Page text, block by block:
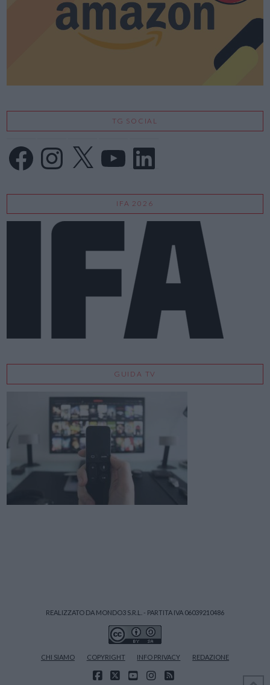
TG SOCIAL
FacebookInstagram
X LinkedIn
IFA 2026
GUIDA TV
REALIZZATO DA MONDO3 S.R.L. - PARTITA IVA 06039210486
CHI SIAMO COPYRIGHT INFO PRIVACY REDAZIONE